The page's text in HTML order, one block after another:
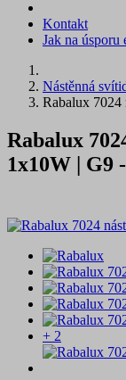
Kontakt
Jak na úsporu
Nástěnná
Rabalux 7024
Rabalux
1x10W | G9
+ 2